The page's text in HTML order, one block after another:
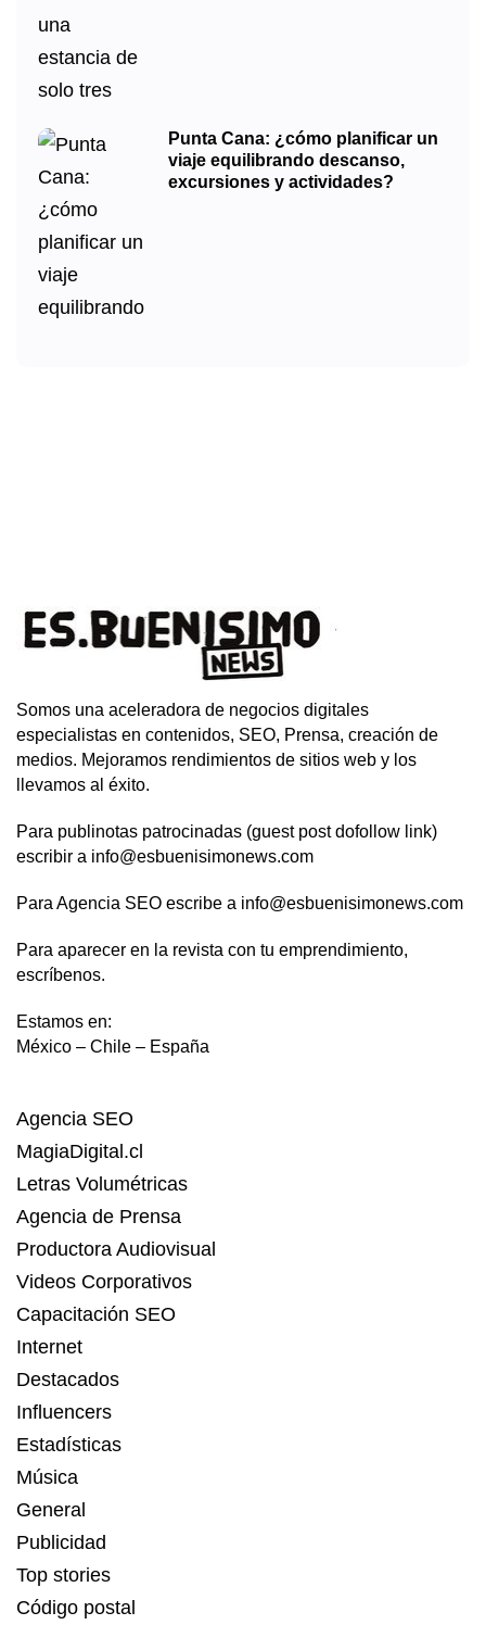
Punta Cana: ¿cómo planificar un
viaje equilibrando descanso,
excursiones y actividades?
Somos una aceleradora de negocios digitales
especialistas en contenidos, SEO, Prensa, creación de
medios. Mejoramos rendimientos de sitios web y los
llevamos al éxito.
Para publinotas patrocinadas (guest post dofollow link)
escribir a info@esbuenisimonews.com
Para Agencia SEO escribe a info@esbuenisimonews.com
Para aparecer en la revista con tu emprendimiento,
escríbenos.
Estamos en:
México – Chile – España
Agencia SEO
MagiaDigital.cl
Letras Volumétricas
Agencia de Prensa
Productora Audiovisual
Videos Corporativos
Capacitación SEO
Internet
Destacados
Influencers
Estadísticas
Música
General
Publicidad
Top stories
Código postal